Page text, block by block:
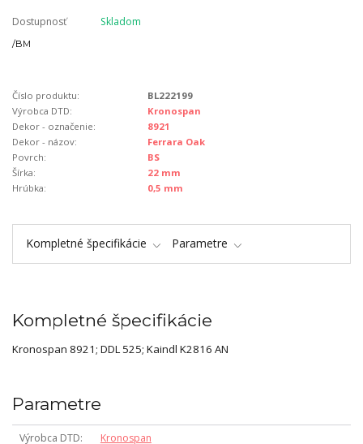
Dostupnosť Skladom
/BM
Číslo produktu:
BL222199
Výrobca DTD:
Kronospan
Dekor - označenie:
8921
Dekor - názov:
Ferrara Oak
Povrch:
BS
Šírka:
22 mm
Hrúbka:
0,5 mm
Kompletné špecifikácie Parametre
Kompletné špecifikácie
Kronospan 8921; DDL 525; Kaindl K2816 AN
Parametre
Výrobca DTD
Kronospan